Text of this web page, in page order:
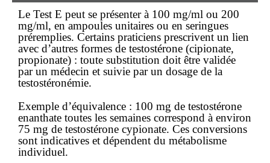
Le Test E peut se présenter à 100 mg/ml ou 200
mg/ml, en ampoules unitaires ou en seringues
préremplies. Certains praticiens prescrivent un lien
avec d’autres formes de testostérone (cipionate,
propionate) : toute substitution doit être validée
par un médecin et suivie par un dosage de la
testostéronémie.
Exemple d’équivalence : 100 mg de testostérone
enanthate toutes les semaines correspond à environ
75 mg de testostérone cypionate. Ces conversions
sont indicatives et dépendent du métabolisme
individuel.